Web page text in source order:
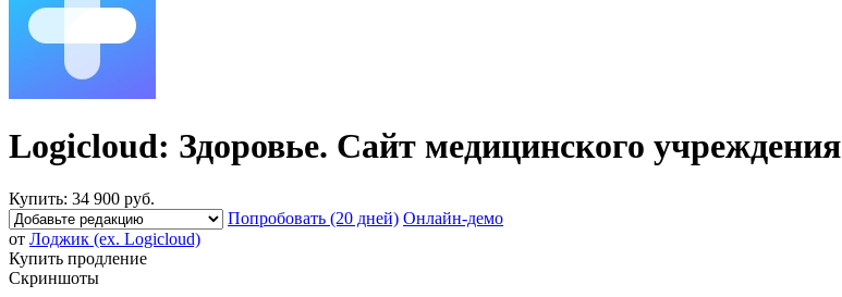
Logicloud: Здоровье. Сайт медицинского учреждения
Купить: 34 900 руб.
Попробовать (20 дней) Онлайн-демо
от Лоджик (ex. Logicloud)
Купить продление
Скриншоты